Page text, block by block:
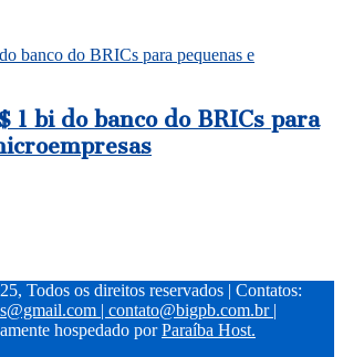
banco do BRICs para pequenas e
1 bi do banco do BRICs para
Todos os direitos reservados | Contatos:
contato@bigpb.com.br
hospedado porParaíba Host.